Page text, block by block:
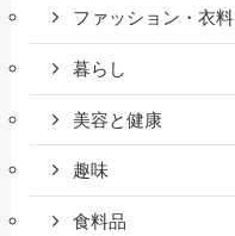
ファッション・衣料
暮らし
美容と健康
趣味
食料品